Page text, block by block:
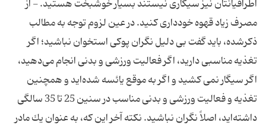
اطرافیانتان‌ نیز سیگاری‌ نیستند بسیار خوشبخت‌ هستید. - از
مصرف‌ زیاد قهوه‌ خودداری‌ كنید. در عین‌ لزوم‌ توجه‌ به‌ مطالب‌
ذكرشده، باید گفت‌ بی ‌دلیل‌ نگران‌ پوكی‌ استخوان‌ نباشید؛ اگر
تغذیه‌ مناسبی‌ دارید، اگر فعالیت‌ ورزشی‌ و بدنی‌ انجام‌ می‌دهید،
اگر سیگار نمی ‌كشید و اگر به ‌موقع‌ یائسه‌ شده‌اید و همچنین‌
تغذیه‌ و فعالیت‌ ورزشی‌ و بدنی‌ مناسب‌ در سنین‌ 25 تا 35 سالگی‌
داشته‌اید، اصلاً نگران‌ نباشید. نكته‌ آخر این‌ كه، به‌ عنوان‌ یك‌ مادر